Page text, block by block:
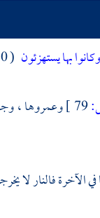
بها يستهزئون ( 10 ) )
79 ]
وعمروها ،
الآخرة فالنار لا